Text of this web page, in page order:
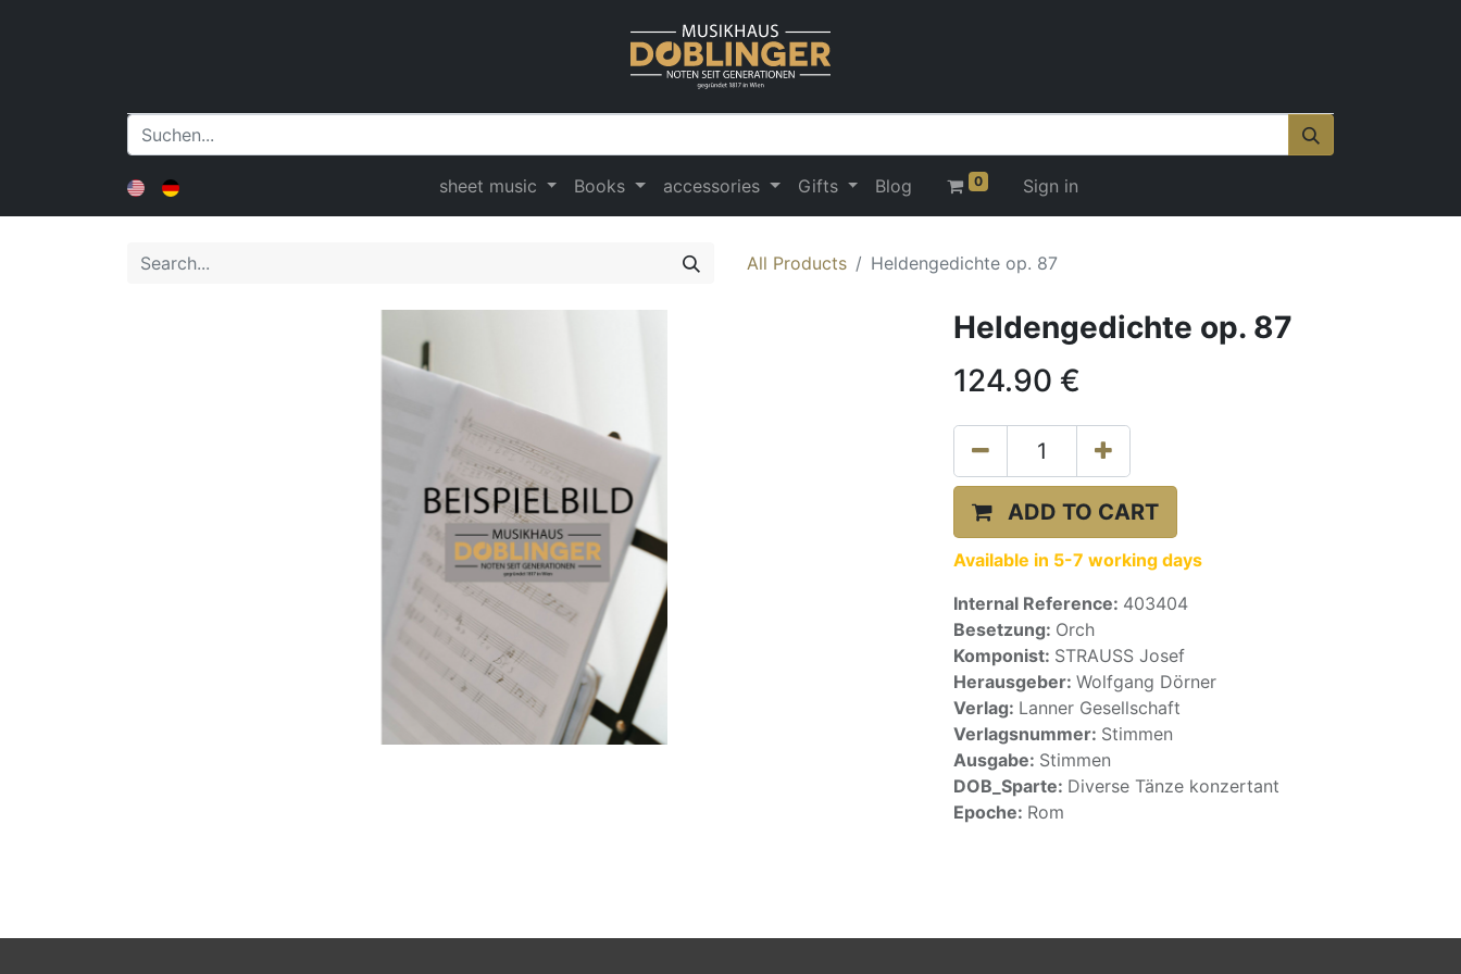
sheet music Books accessories Gifts Blog 0 Sign in
All Products Heldengedichte op. 87
Heldengedichte op. 87
124.90 €
ADD TO CART
Available in 5-7 working days
Internal Reference: 403404
Besetzung: Orch
Komponist: STRAUSS Josef
Herausgeber: Wolfgang Dörner
Verlag: Lanner Gesellschaft
Verlagsnummer: Stimmen
Ausgabe: Stimmen
DOB_Sparte: Diverse Tänze konzertant
Epoche: Rom